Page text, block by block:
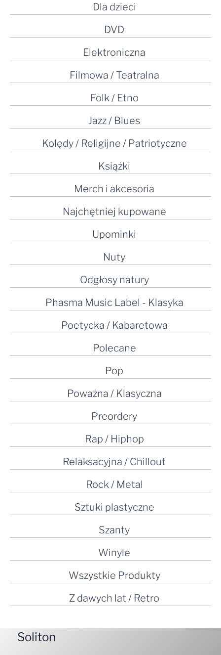
Dla dzieci
DVD
Elektroniczna
Filmowa / Teatralna
Folk / Etno
Jazz / Blues
Kolędy / Religijne / Patriotyczne
Książki
Merch i akcesoria
Najchętniej kupowane
Upominki
Nuty
Odgłosy natury
Phasma Music Label - Klasyka
Poetycka / Kabaretowa
Polecane
Pop
Poważna / Klasyczna
Preordery
Rap / Hiphop
Relaksacyjna / Chillout
Rock / Metal
Sztuki plastyczne
Szanty
Winyle
Wszystkie Produkty
Z dawych lat / Retro
Soliton